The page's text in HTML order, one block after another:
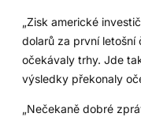
„Zisk americké
dolarů za první
očekávaly trhy. Jde
výsledky překonaly
„Nečekaně dobré